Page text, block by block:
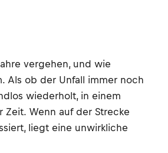
vergehen, und wie
Als ob der Unfall immer noch
wiederholt, in einem
Zeit. Wenn auf der Strecke
liegt eine unwirkliche